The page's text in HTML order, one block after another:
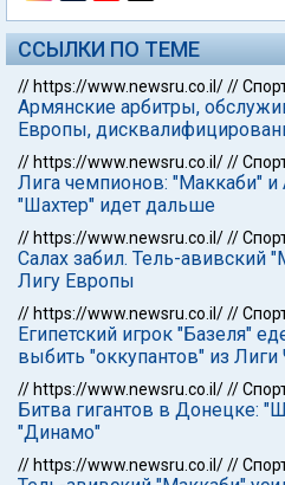
ССЫЛКИ ПО ТЕМЕ
// https://www.newsru.co.il///
Армянские арбитры,
Европы,
// https://www.newsru.co.il///
Лига чемпионов: "Маккаби"
"Шахтер" идет дальше
// https://www.newsru.co.il///
Салах забил. Тель-авивский
Лигу Европы
// https://www.newsru.co.il///
Египетский игрок "Базеля"
выбить "оккупантов" из
// https://www.newsru.co.il///
Битва гигантов в Донецке:
"Динамо"
// https://www.newsru.co.il///